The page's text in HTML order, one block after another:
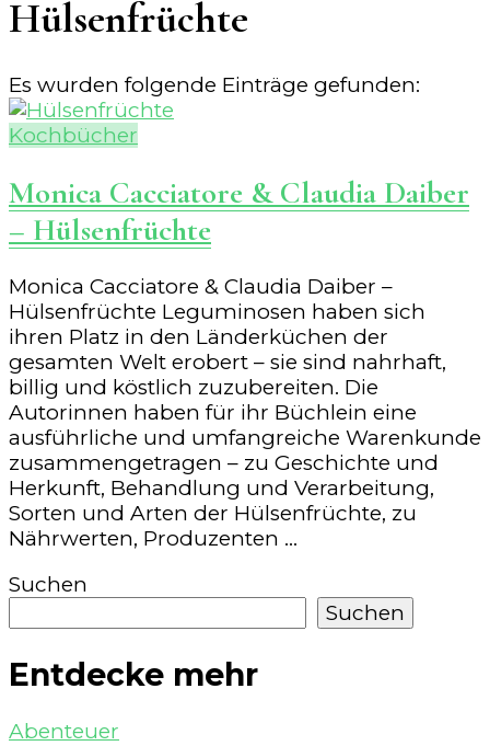
Hülsenfrüchte
Es wurden folgende Einträge gefunden:
Kochbücher
Monica Cacciatore & Claudia Daiber
– Hülsenfrüchte
Monica Cacciatore & Claudia Daiber –
Hülsenfrüchte Leguminosen haben sich
ihren Platz in den Länderküchen der
gesamten Welt erobert – sie sind nahrhaft,
billig und köstlich zuzubereiten. Die
Autorinnen haben für ihr Büchlein eine
ausführliche und umfangreiche Warenkunde
zusammengetragen – zu Geschichte und
Herkunft, Behandlung und Verarbeitung,
Sorten und Arten der Hülsenfrüchte, zu
Nährwerten, Produzenten …
Suchen
Suchen
Entdecke mehr
Abenteuer